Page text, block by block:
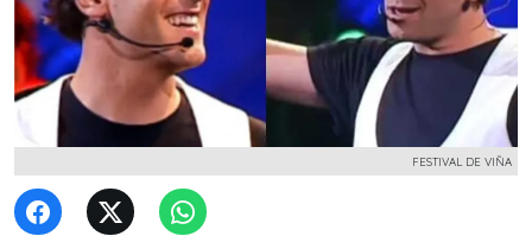
FESTIVAL DE VIÑA